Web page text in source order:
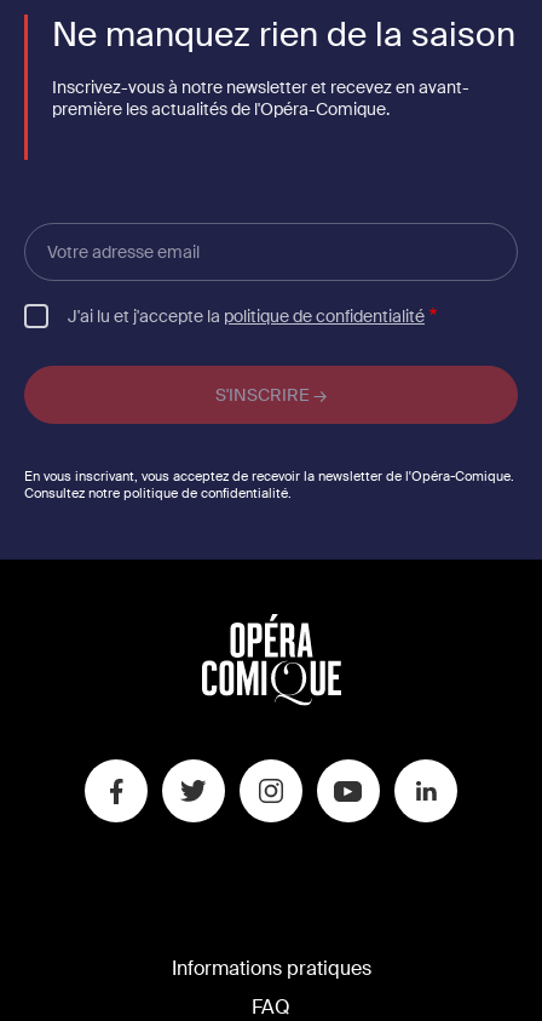
Ne manquez rien de la saison
Inscrivez-vous à notre newsletter et recevez en avant-
première les actualités de l'Opéra-Comique.
Votre
adresse
email
J'ai lu et j'accepte la politique de confidentialité
En vous inscrivant, vous acceptez de recevoir la newsletter de l'Opéra-Comique.
Consultez notre politique de confidentialité.
Informations pratiques
FAQ